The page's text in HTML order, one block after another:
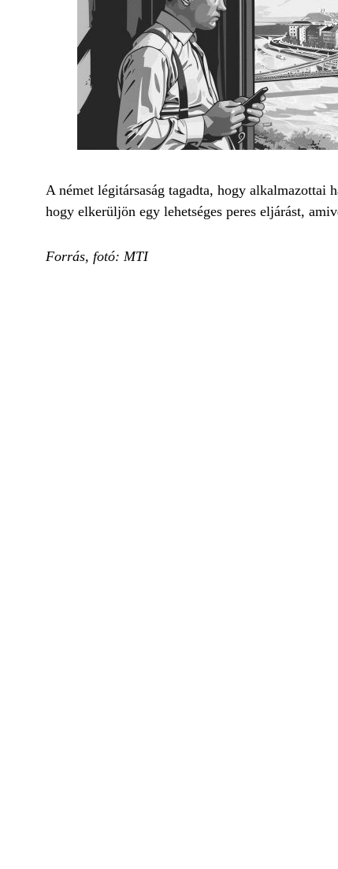
A német légitársaság tagadta, hogy alkalmazottai
hogy elkerüljön egy lehetséges peres eljárást,
Forrás, fotó: MTI